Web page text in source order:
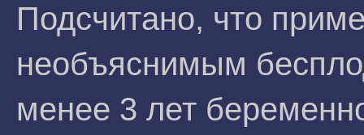
Подсчитано, что
необъяснимым
менее 3 лет